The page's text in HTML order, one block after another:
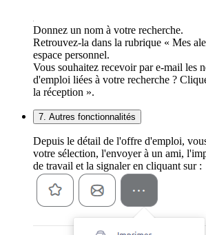
Donnez un nom à votre recherche.
Retrouvez-la dans la rubrique « Mes
espace personnel.
Vous souhaitez recevoir par e-mail les
d'emploi liées à votre recherche ?
la réception ».
7. Autres fonctionnalités
Depuis le détail de l'offre d'emploi,
votre sélection, l'envoyer à un ami,
de travail et la signaler en cliquant sur :